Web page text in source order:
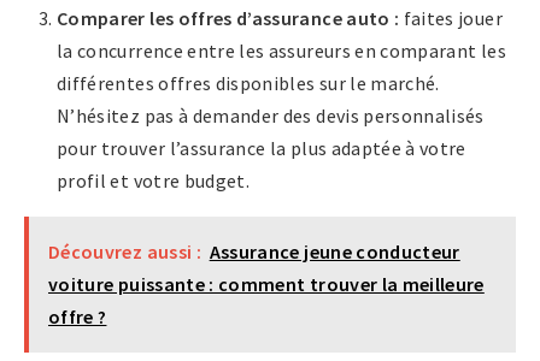
Comparer les offres d’assurance auto : faites jouer
la concurrence entre les assureurs en comparant les
différentes offres disponibles sur le marché.
N’hésitez pas à demander des devis personnalisés
pour trouver l’assurance la plus adaptée à votre
profil et votre budget.
Découvrez aussi : Assurance jeune conducteur
voiture puissante : comment trouver la meilleure
offre ?